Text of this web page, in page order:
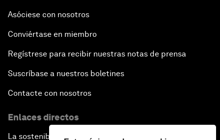
Asóciese con nosotros
Conviértase en miembro
Regístrese para recibir nuestras notas de prensa
Suscríbase a nuestros boletines
Contacte con nosotros
Enlaces directos
La sostenibilidad en el Foro